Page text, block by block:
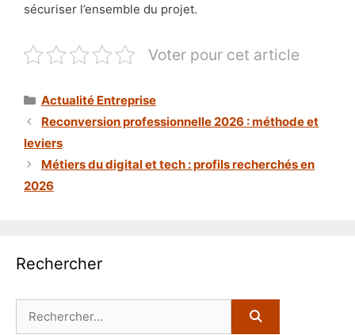
sécuriser l’ensemble du projet.
Voter pour cet article
Catégories
Actualité Entreprise
Reconversion professionnelle 2026 : méthode et
leviers
Métiers du digital et tech : profils recherchés en
2026
Rechercher